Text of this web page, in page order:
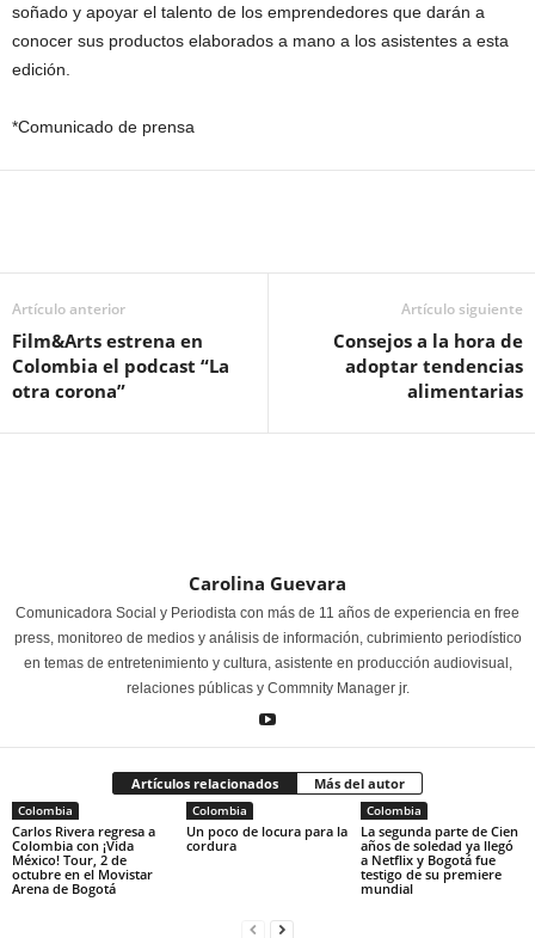
soñado y apoyar el talento de los emprendedores que darán a
conocer sus productos elaborados a mano a los asistentes a esta
edición.
*Comunicado de prensa
Artículo anterior
Film&Arts estrena en
Colombia el podcast “La
otra corona”
Artículo siguiente
Consejos a la hora de
adoptar tendencias
alimentarias
Carolina Guevara
Comunicadora Social y Periodista con más de 11 años de experiencia en free
press, monitoreo de medios y análisis de información, cubrimiento periodístico
en temas de entretenimiento y cultura, asistente en producción audiovisual,
relaciones públicas y Commnity Manager jr.
Artículos relacionados Más del autor
Colombia
Carlos Rivera regresa a
Colombia con ¡Vida
México! Tour, 2 de
octubre en el Movistar
Arena de Bogotá
Colombia
Un poco de locura para la
cordura
Colombia
La segunda parte de Cien
años de soledad ya llegó
a Netflix y Bogotá fue
testigo de su premiere
mundial